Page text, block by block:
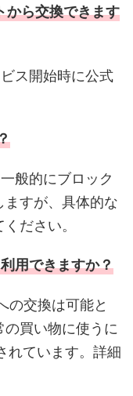
から交換できます
ス開始時に公式
般的にブロック
すが、具体的な
ださい。
用できますか？
の交換は可能と
買い物に使うに
れています。詳細